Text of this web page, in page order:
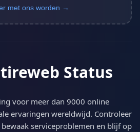
met ons worden →
Status
voor meer dan 9000 online
ervaringen wereldwijd. Controleer
serviceproblemen en blijf op